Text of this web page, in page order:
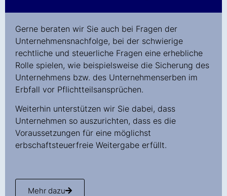
Gerne beraten wir Sie auch bei Fragen der
Unternehmensnachfolge, bei der schwierige
rechtliche und steuerliche Fragen eine erhebliche
Rolle spielen, wie beispielsweise die Sicherung des
Unternehmens bzw. des Unternehmenserben im
Erbfall vor Pflichtteilsansprüchen.
Weiterhin unterstützen wir Sie dabei, dass
Unternehmen so auszurichten, dass es die
Voraussetzungen für eine möglichst
erbschaftsteuerfreie Weitergabe erfüllt.
Mehr dazu